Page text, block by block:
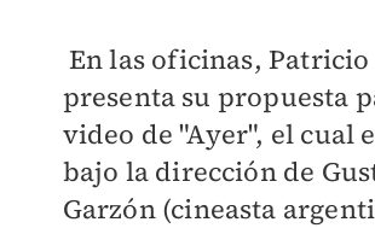
En las oficinas, Patricio
presenta su propuesta
video de "Ayer", el cual
bajo la dirección de
Garzón (cineasta